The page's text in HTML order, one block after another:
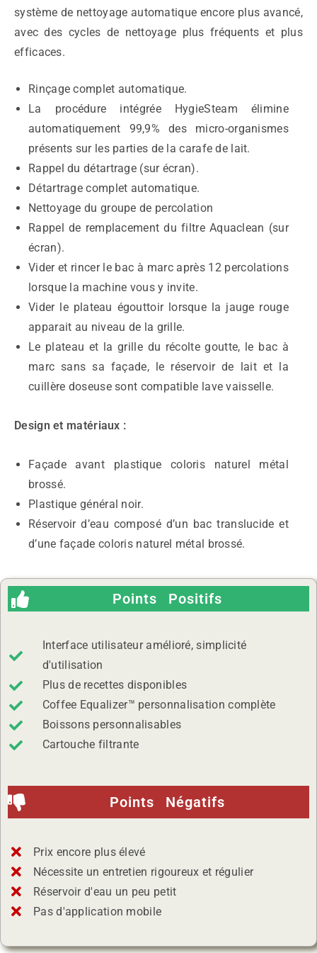
système de nettoyage automatique encore plus avancé,
avec des cycles de nettoyage plus fréquents et plus
efficaces.
Rinçage complet automatique.
La procédure intégrée HygieSteam élimine
automatiquement 99,9% des micro-organismes
présents sur les parties de la carafe de lait.
Rappel du détartrage (sur écran).
Détartrage complet automatique.
Nettoyage du groupe de percolation
Rappel de remplacement du filtre Aquaclean (sur
écran).
Vider et rincer le bac à marc après 12 percolations
lorsque la machine vous y invite.
Vider le plateau égouttoir lorsque la jauge rouge
apparait au niveau de la grille.
Le plateau et la grille du récolte goutte, le bac à
marc sans sa façade, le réservoir de lait et la
cuillère doseuse sont compatible lave vaisselle.
Design et matériaux :
Façade avant plastique coloris naturel métal
brossé.
Plastique général noir.
Réservoir d’eau composé d’un bac translucide et
d’une façade coloris naturel métal brossé.
Points Positifs
Interface utilisateur amélioré, simplicité
d'utilisation
Plus de recettes disponibles
Coffee Equalizer™ personnalisation complète
Boissons personnalisables
Cartouche filtrante
Points Négatifs
Prix encore plus élevé
Nécessite un entretien rigoureux et régulier
Réservoir d'eau un peu petit
Pas d'application mobile